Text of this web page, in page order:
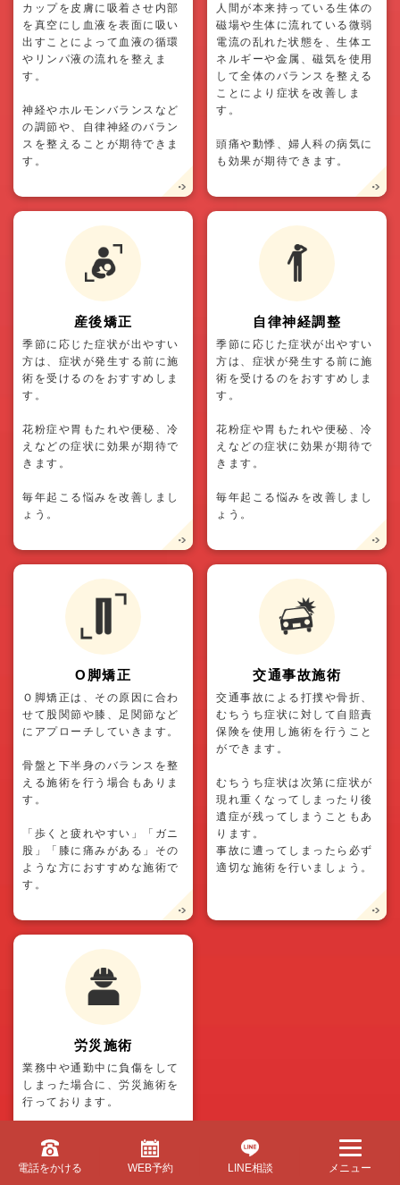
カップを皮膚に吸着させ内部
を真空にし血液を表面に吸い
出すことによって血液の循環
やリンパ液の流れを整えま
す。
神経やホルモンバランスなど
の調節や、自律神経のバラン
スを整えることが期待できま
す。
人間が本来持っている生体の
磁場や生体に流れている微弱
電流の乱れた状態を、生体エ
ネルギーや金属、磁気を使用
して全体のバランスを整える
ことにより症状を改善しま
す。
頭痛や動悸、婦人科の病気に
も効果が期待できます。
産後矯正
季節に応じた症状が出やすい
方は、症状が発生する前に施
術を受けるのをおすすめしま
す。
花粉症や胃もたれや便秘、冷
えなどの症状に効果が期待で
きます。
毎年起こる悩みを改善しまし
ょう。
自律神経調整
季節に応じた症状が出やすい
方は、症状が発生する前に施
術を受けるのをおすすめしま
す。
花粉症や胃もたれや便秘、冷
えなどの症状に効果が期待で
きます。
毎年起こる悩みを改善しまし
ょう。
O脚矯正
Ｏ脚矯正は、その原因に合わ
せて股関節や膝、足関節など
にアプローチしていきます。
骨盤と下半身のバランスを整
える施術を行う場合もありま
す。
「歩くと疲れやすい」「ガニ
股」「膝に痛みがある」その
ような方におすすめな施術で
す。
交通事故施術
交通事故による打撲や骨折、
むちうち症状に対して自賠責
保険を使用し施術を行うこと
ができます。
むちうち症状は次第に症状が
現れ重くなってしまったり後
遺症が残ってしまうこともあ
ります。
事故に遭ってしまったら必ず
適切な施術を行いましょう。
労災施術
業務中や通勤中に負傷をして
しまった場合に、労災施術を
行っております。
の書き方などご不明な点がご
ざいましたらお気軽にご相談
電話をかける WEB予約 LINE相談 メニュー